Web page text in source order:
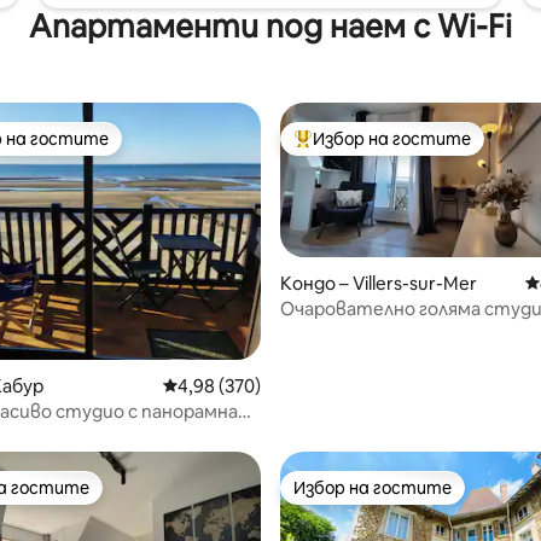
Апартаменти под наем с Wi-Fi
280 отзива
избор на гостите
на гостите
Средна оценка: 4,98 от 5, 370 отзива
4,98 (370)
студио с панорамна
Най-популярен избор на
Избор на гостите
Кондо – Villers-sur-Mer
Очарователно голяма
гостите
гостите Избор на гостите
Избор на гостите